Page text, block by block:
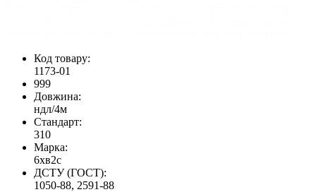
Код товару:
1173-01
999
Довжина:
ндл/4м
Стандарт:
310
Марка:
6хв2с
ДСТУ (ГОСТ):
1050-88, 2591-88